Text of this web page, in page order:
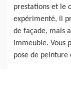
prestations et le
expérimenté, il
de façade, mais
immeuble. Vous
pose de